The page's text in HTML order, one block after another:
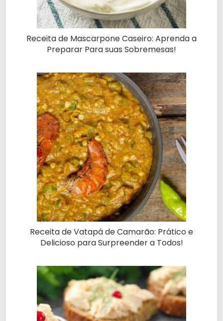
Receita de Mascarpone Caseiro: Aprenda a
Preparar Para suas Sobremesas!
Receita de Vatapá de Camarão: Prático e
Delicioso para Surpreender a Todos!